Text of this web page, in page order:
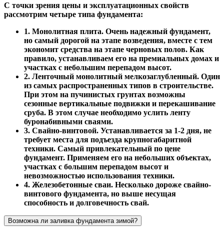
С точки зрения цены и эксплуатационных свойств
рассмотрим четыре типа фундамента:
1. Монолитная плита. Очень надежный фундамент,
но самый дорогой на этапе возведения, вместе с тем
экономит средства на этапе черновых полов. Как
правило, устанавливаем его на премиальных домах и
участках с небольшим перепадом высот.
2. Ленточный монолитный мелкозаглубленный. Один
из самых распространенных типов в строительстве.
При этом на пучинистых грунтах возможны
сезонные вертикальные подвижки и перекашивание
сруба. В этом случае необходимо услить ленту
буронабивными сваями.
3. Свайно-винтовой. Устанавливается за 1-2 дня, не
требует места для подъезда крупногабаритной
техники. Самый привлекательный по цене
фундамент. Применяем его на небольших объектах,
участках с большим перепадом высот и
невозможностью использования техники.
4. Железобетонные сваи. Несколько дороже свайно-
винтового фундамента, но выше несущая
способность и долговечность свай.
Возможна ли заливка фундамента зимой?